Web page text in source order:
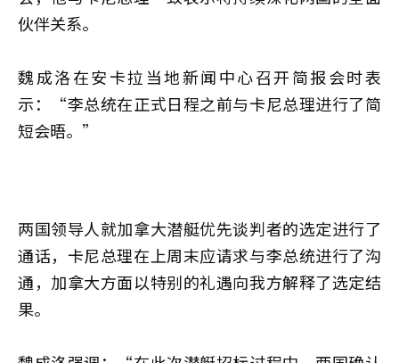
伙伴关系。
魏成洛在安卡拉当地新闻中心召开简报会时表
示：“李总统在正式日程之前与卡尼总理进行了简
短会晤。”
两国领导人就加拿大潜艇优先谈判者的选定进行了
通话，卡尼总理在上周末应请求与李总统进行了沟
通，加拿大方面以特别的礼遇向我方解释了选定结
果。